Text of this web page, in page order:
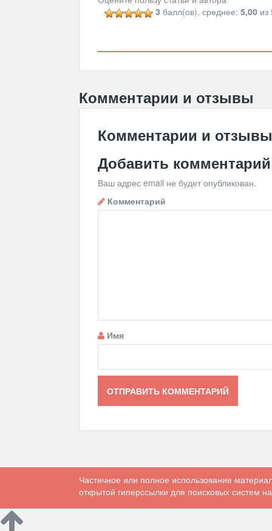
3 балл(ов), среднее:5,00 из
Комментарии и отзывы
Комментарии и отзывы
Добавить комментарий
Ваш адрес email не будет опубликован.
Комментарий
Имя
Частичное или полное использование
открытой гиперссылки для поисковых систем